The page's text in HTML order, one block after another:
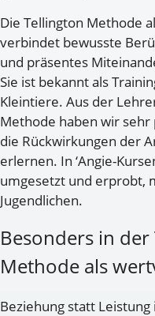
Die Tellington Methode
verbindet bewusste
und präsentes
Sie ist bekannt als
Kleintiere. Aus der
Methode haben wir
die Rückwirkungen der
erlernen. In ‘Angie-
umgesetzt und erprobt,
Jugendlichen.
Besonders in der
Methode als
Beziehung statt